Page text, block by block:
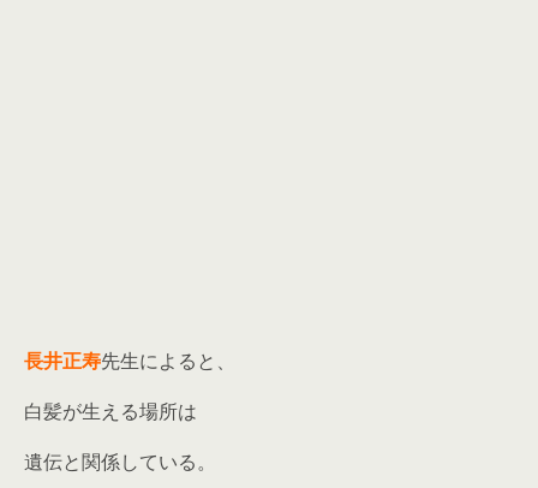
長井正寿先生によると、
白髪が生える場所は
遺伝と関係している。